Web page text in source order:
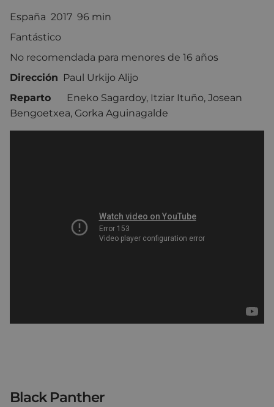
España 2017 96 min
Fantástico
No recomendada para menores de 16 años
Dirección Paul Urkijo Alijo
Reparto
Eneko Sagardoy, Itziar Ituño, Josean
Bengoetxea, Gorka Aguinagalde
Black Panther